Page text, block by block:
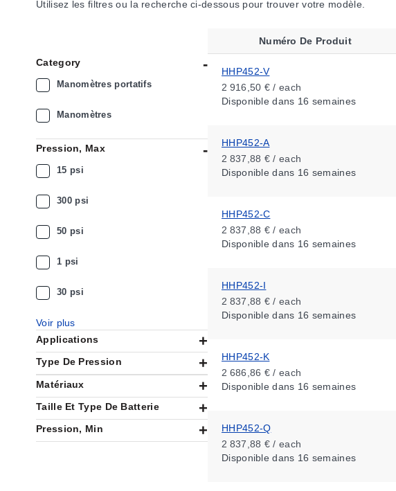
Utilisez les filtres ou la recherche ci-dessous pour trouver votre modèle.
Category
Manomètres portatifs
Manomètres
Pression, Max
15 psi
300 psi
50 psi
1 psi
30 psi
Voir plus
Applications
Type De Pression
Matériaux
Taille Et Type De Batterie
Pression, Min
Numéro De Produit
HHP452-V
2 916,50 € / each
Disponible dans 16 semaines
HHP452-A
2 837,88 € / each
Disponible dans 16 semaines
HHP452-C
2 837,88 € / each
Disponible dans 16 semaines
HHP452-I
2 837,88 € / each
Disponible dans 16 semaines
HHP452-K
2 686,86 € / each
Disponible dans 16 semaines
HHP452-Q
2 837,88 € / each
Disponible dans 16 semaines